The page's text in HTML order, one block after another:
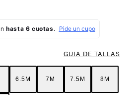
GUIA DE TALLAS
6.5M 7M 7.5M 8M